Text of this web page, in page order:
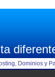
Dominios y